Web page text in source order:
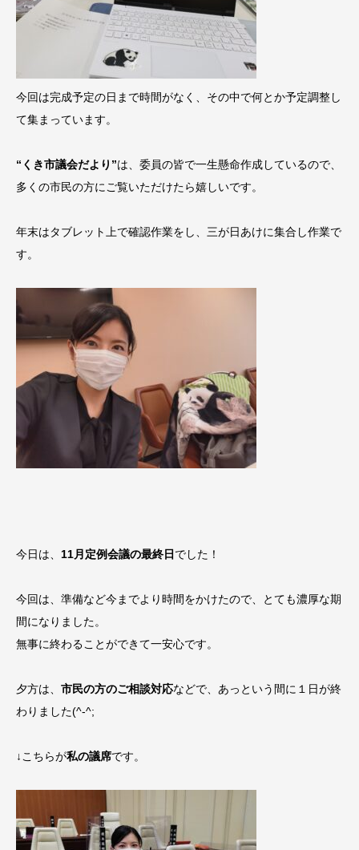
今回は完成予定の日まで時間がなく、その中で何とか予定調整し
て集まっています。
“くき市議会だより”は、委員の皆で一生懸命作成しているので、
多くの市民の方にご覧いただけたら嬉しいです。
年末はタブレット上で確認作業をし、三が日あけに集合し作業で
す。
今日は、 11月定例会議の最終日 でした！
今回は、準備など今までより時間をかけたので、とても濃厚な期
間になりました。
無事に終わることができて一安心です。
夕方は、 市民の方のご相談対応などで、あっという間に１日が終
わりました(^-^;
↓こちらが私の議席です。